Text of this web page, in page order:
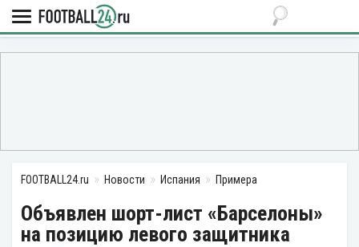
FOOTBALL24.ru Новости Испания Примера
Объявлен шорт-лист «Барселоны»
на позицию левого защитника